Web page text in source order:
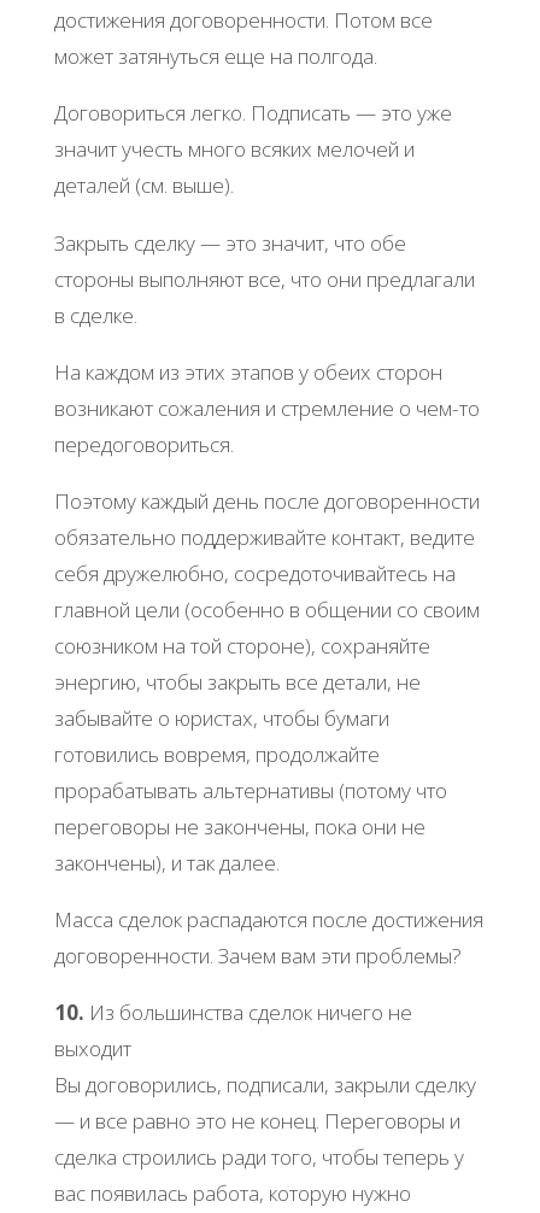
достижения договоренности. Потом все
может затянуться еще на полгода.
Договориться легко. Подписать — это уже
значит учесть много всяких мелочей и
деталей (см. выше).
Закрыть сделку — это значит, что обе
стороны выполняют все, что они предлагали
в сделке.
На каждом из этих этапов у обеих сторон
возникают сожаления и стремление о чем-то
передоговориться.
Поэтому каждый день после договоренности
обязательно поддерживайте контакт, ведите
себя дружелюбно, сосредоточивайтесь на
главной цели (особенно в общении со своим
союзником на той стороне), сохраняйте
энергию, чтобы закрыть все детали, не
забывайте о юристах, чтобы бумаги
готовились вовремя, продолжайте
прорабатывать альтернативы (потому что
переговоры не закончены, пока они не
закончены), и так далее.
Масса сделок распадаются после достижения
договоренности. Зачем вам эти проблемы?
10. Из большинства сделок ничего не
выходит
Вы договорились, подписали, закрыли сделку
— и все равно это не конец. Переговоры и
сделка строились ради того, чтобы теперь у
вас появилась работа, которую нужно